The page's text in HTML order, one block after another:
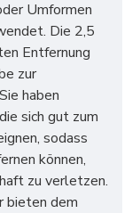
Umformen
Die 2,5
Entfernung
zur
haben
sich gut zum
sodass
können,
zu verletzen.
bieten dem